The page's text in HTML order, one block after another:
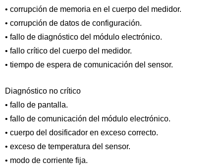
• corrupción de memoria en el cuerpo del medidor.
• corrupción de datos de configuración.
• fallo de diagnóstico del módulo electrónico.
• fallo crítico del cuerpo del medidor.
• tiempo de espera de comunicación del sensor.
Diagnóstico no crítico
• fallo de pantalla.
• fallo de comunicación del módulo electrónico.
• cuerpo del dosificador en exceso correcto.
• exceso de temperatura del sensor.
• modo de corriente fija.